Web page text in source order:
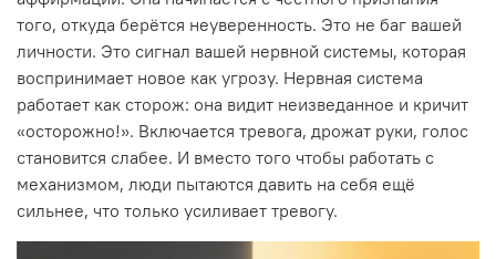
того, откуда берётся неуверенность. Это не баг вашей
личности. Это сигнал вашей нервной системы, которая
воспринимает новое как угрозу. Нервная система
работает как сторож: она видит неизведанное и кричит
«осторожно!». Включается тревога, дрожат руки, голос
становится слабее. И вместо того чтобы работать с
механизмом, люди пытаются давить на себя ещё
сильнее, что только усиливает тревогу.